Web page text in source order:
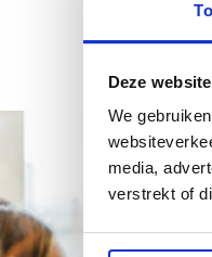
Deze
We
media,
verstrekt of